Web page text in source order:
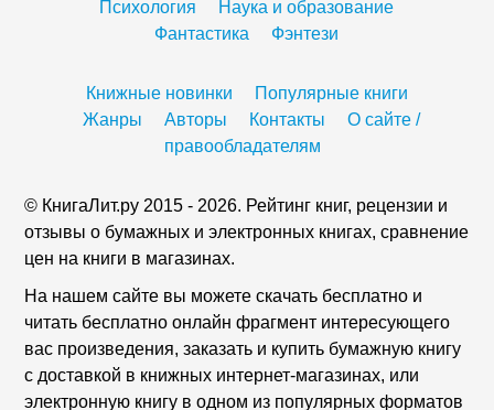
Психология
Наука и образование
Фантастика
Фэнтези
Книжные новинки
Популярные книги
Жанры
Авторы Контакты
О сайте /
правообладателям
© КнигаЛит.ру 2015 - 2026. Рейтинг книг, рецензии и
отзывы о бумажных и электронных книгах, сравнение
цен на книги в магазинах.
На нашем сайте вы можете скачать бесплатно и
читать бесплатно онлайн фрагмент интересующего
вас произведения, заказать и купить бумажную книгу
с доставкой в книжных интернет-магазинах, или
электронную книгу в одном из популярных форматов